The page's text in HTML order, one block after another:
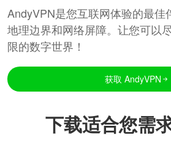
AndyVPN是您互联网体验的最佳
地理边界和网络屏障。让您可以
限的数字世界！
获取 AndyVPN
下载适合您需